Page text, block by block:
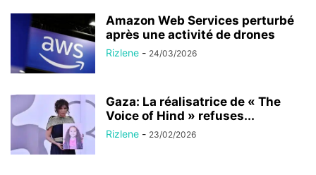
Amazon Web Services perturbé
après une activité de drones
Rizlene - 24/03/2026
Gaza: La réalisatrice de « The
Voice of Hind » refuses...
Rizlene - 23/02/2026